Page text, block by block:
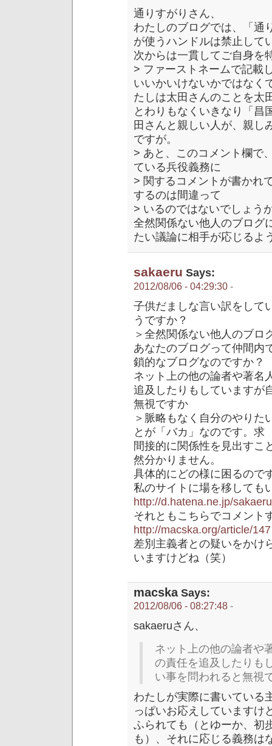
通りすがりさん、
わたしのブログでは、「通
が使うハンドルは禁止して
次からは一貫してご自身を
> ファーストネームで記載
いいかいけないかではなく
たしは太田さんのことを太
とわりもなくいきなり「昌
田さんと親しい人が、親し
ですが。
> あと、このコメント欄で
ている兵役義務に
> 関するコメントが書かれ
するのは間違って
> いるのではないでしょう
全然関係ない他人のブログ
たい議論に相手が応じるよ
sakaeru Says:
2012/08/06 - 04:29:30 -
子供だましな言い訳をして
うですか？
＞全然関係ない他人のブロ
あなたのブログって仲間内
鎖的なブログなのですか？
ネット上の他の論者や著名
追及したりもしていますが
無視ですか
＞脈略もなく自分のやりた
とが「バカ」なのです。求
間接的に関係性を見出すこ
然分かりません。
具体的にどの様に困るので
私のサイトに場を移しても
http://d.hatena.ne.jp/
それともこちらでコメント
http://macska.org/article/147
差別主義者との疑いをかけ
いますけどね（笑）
macskaSays:
2012/08/06 - 08:27:48 -
sakaeruさん、
ネット上の他の論者や
の責任を追及したりも
い事を問われると無視
わたしが実際に書いている
っぱいお応えしていますけ
ふられても（とゆーか、初
も）、それに応じる義務は